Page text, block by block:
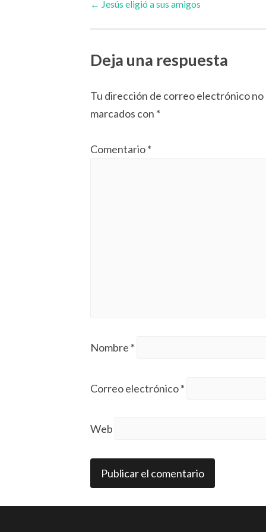
artículos
← Jesús eligió a sus amigos
Deja una respuesta
Tu dirección de correo electrónico no
marcados con *
Comentario*
Nombre *
Correo electrónico*
Web